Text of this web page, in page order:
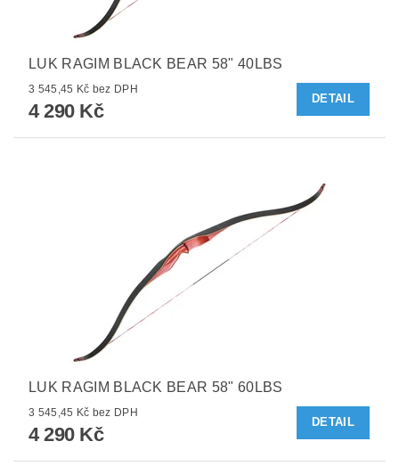
LUK RAGIM BLACK BEAR 58" 40LBS
3 545,45 Kč bez DPH
4 290 Kč
DETAIL
LUK RAGIM BLACK BEAR 58" 60LBS
3 545,45 Kč bez DPH
4 290 Kč
DETAIL